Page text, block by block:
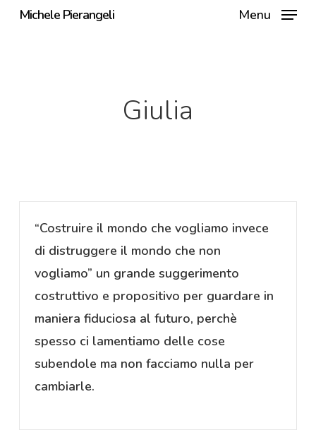
SkipMichele Pierangeli Menu
Giulia
“Costruire il mondo che vogliamo invece
di distruggere il mondo che non
vogliamo” un grande suggerimento
costruttivo e propositivo per guardare in
maniera fiduciosa al futuro, perchè
spesso ci lamentiamo delle cose
subendole ma non facciamo nulla per
cambiarle.